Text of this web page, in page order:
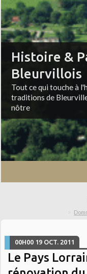
Histoire &
Bleurvillois
Tout ce qui touche à
traditions de
nôtre
00H00 19 OCT. 2011
Le Pays